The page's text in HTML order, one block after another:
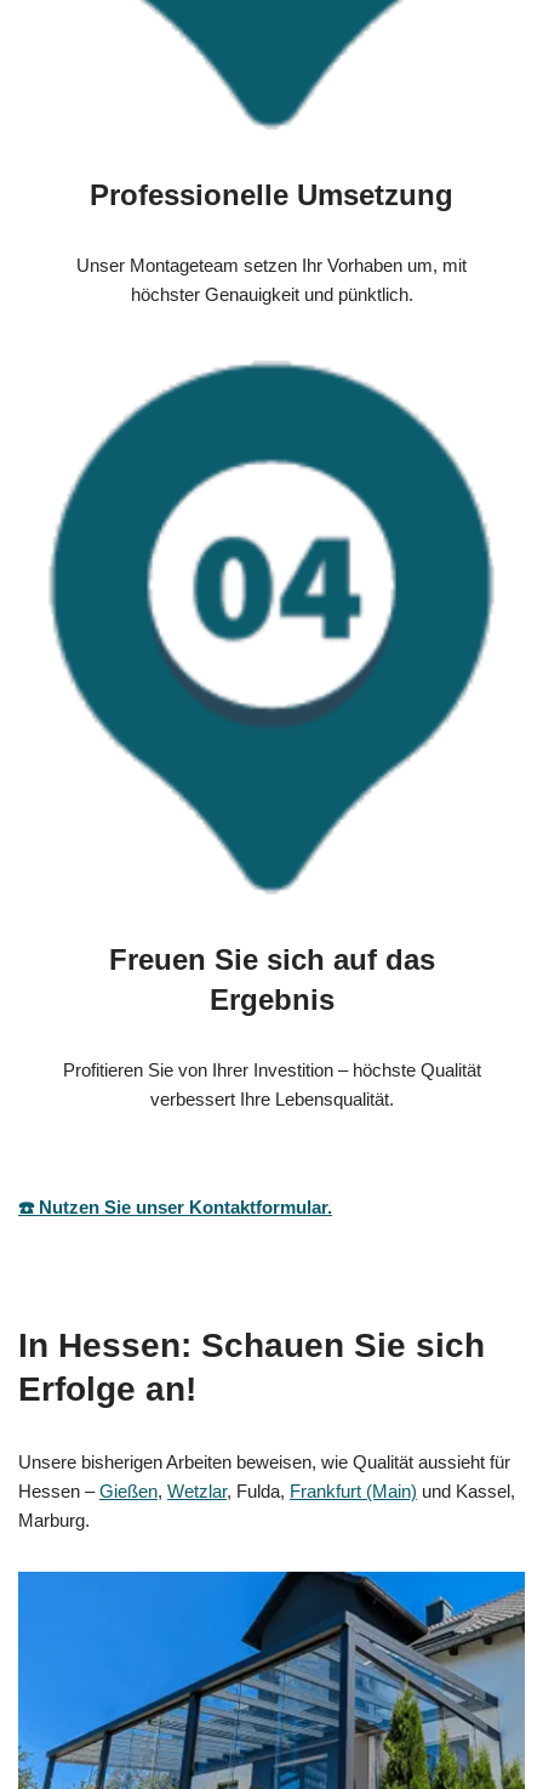
Professionelle Umsetzung
Unser Montageteam setzen Ihr Vorhaben um, mit
höchster Genauigkeit und pünktlich.
Freuen Sie sich auf das
Ergebnis
Profitieren Sie von Ihrer Investition – höchste Qualität
verbessert Ihre Lebensqualität.
☎️ Nutzen Sie unser Kontaktformular.
In Hessen: Schauen Sie sich
Erfolge an!
Unsere bisherigen Arbeiten beweisen, wie Qualität aussieht für
Hessen –Gießen, Wetzlar, Fulda, Frankfurt (Main) und Kassel,
Marburg.